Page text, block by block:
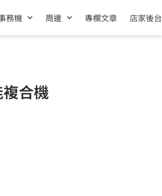
務機 周邊 專欄文章 店家後台
合機